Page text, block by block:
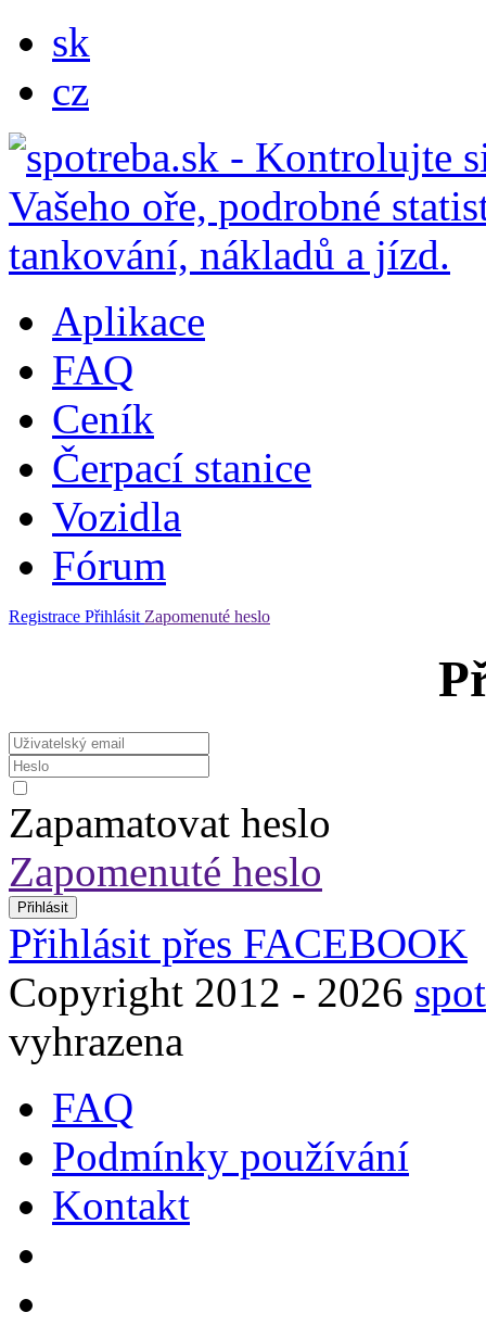
sk
cz
Aplikace
FAQ
Ceník
Čerpací stanice
Vozidla
Fórum
Registrace Přihlásit Zapomenuté heslo
Zapamatovat heslo
Zapomenuté heslo
Přihlásit
Přihlásit přes FACEBOOK
Copyright 2012 - 2026
vyhrazena
FAQ
Podmínky používání
Kontakt